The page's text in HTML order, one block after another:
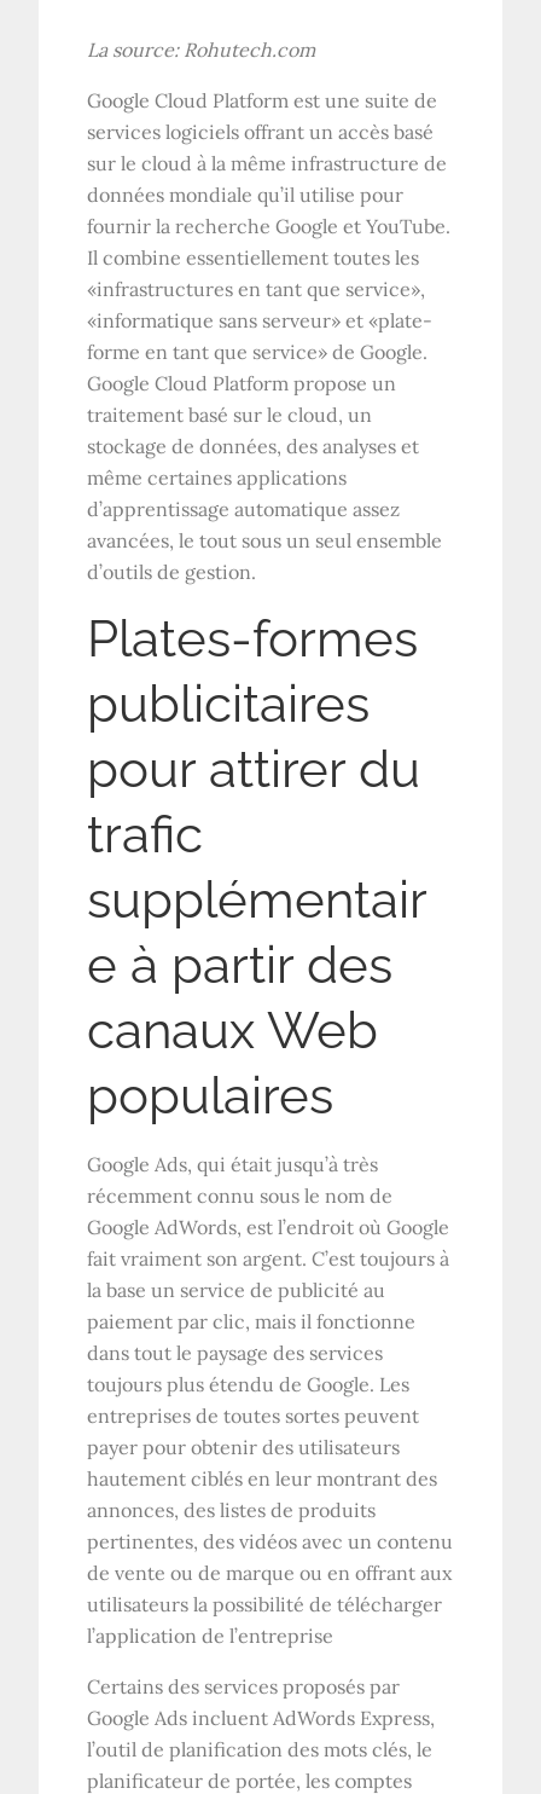
La source: Rohutech.com
Google Cloud Platform est une suite de
services logiciels offrant un accès basé
sur le cloud à la même infrastructure de
données mondiale qu’il utilise pour
fournir la recherche Google et YouTube.
Il combine essentiellement toutes les
«infrastructures en tant que service»,
«informatique sans serveur» et «plate-
forme en tant que service» de Google.
Google Cloud Platform propose un
traitement basé sur le cloud, un
stockage de données, des analyses et
même certaines applications
d’apprentissage automatique assez
avancées, le tout sous un seul ensemble
d’outils de gestion.
Plates-formes
publicitaires
pour attirer du
trafic
supplémentair
e à partir des
canaux Web
populaires
Google Ads, qui était jusqu’à très
récemment connu sous le nom de
Google AdWords, est l’endroit où Google
fait vraiment son argent. C’est toujours à
la base un service de publicité au
paiement par clic, mais il fonctionne
dans tout le paysage des services
toujours plus étendu de Google. Les
entreprises de toutes sortes peuvent
payer pour obtenir des utilisateurs
hautement ciblés en leur montrant des
annonces, des listes de produits
pertinentes, des vidéos avec un contenu
de vente ou de marque ou en offrant aux
utilisateurs la possibilité de télécharger
l’application de l’entreprise
Certains des services proposés par
Google Ads incluent AdWords Express,
l’outil de planification des mots clés, le
planificateur de portée, les comptes